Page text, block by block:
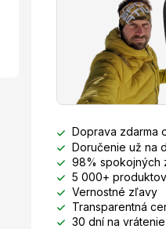
Doprava zdarma
Doručenie už na
98% spokojných
5 000+
Vernostné zľavy
Transparentná
30 dní na vrátenie